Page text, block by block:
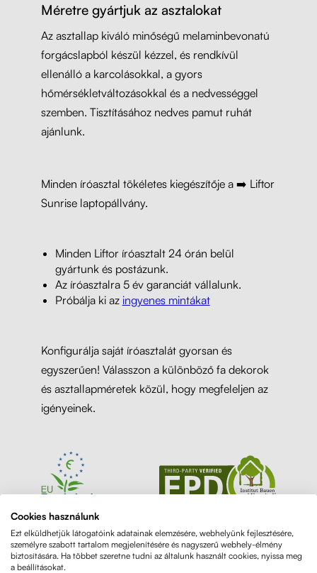
Méretre gyártjuk az asztalokat
Az asztallap kiváló minőségű melaminbevonatú
forgácslapból készül kézzel, és rendkívül
ellenálló a karcolásokkal, a gyors
hőmérsékletváltozásokkal és a nedvességgel
szemben. Tisztításához nedves pamut ruhát
ajánlunk.
Minden íróasztal tökéletes kiegészítője a ➡️ Liftor
Sunrise laptopállvány.
Minden Liftor íróasztalt 24 órán belül
gyártunk és postázunk.
Az íróasztalra 5 év garanciát vállalunk.
Próbálja ki az ingyenes mintákat
Konfigurálja saját íróasztalát gyorsan és
egyszerűen! Válasszon a különböző fa dekorok
és asztallapméretek közül, hogy megfeleljen az
igényeinek.
Cookies használunk
Ezt elküldhetjük látogatóink adatainak elemzésére, webhelyünk fejlesztésére,
személyre szabott tartalom megjelenítésére és nagyszerű webhely-élmény
biztosítására. Ha többet szeretne tudni az általunk használt cookies, nyissa meg
a beállításokat.